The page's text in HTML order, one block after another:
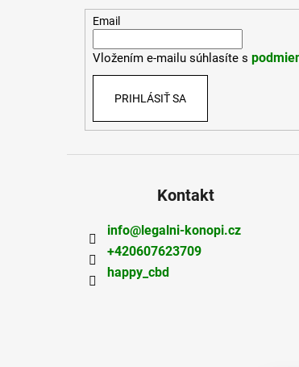
Email
Vložením e-mailu súhlasíte s
PRIHLÁSIŤ SA
Kontakt
info@ legalni-konopi.cz
+420607623709
happy_cbd